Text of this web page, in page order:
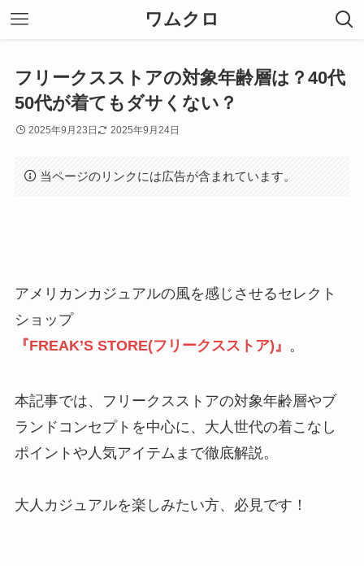
ワムクロ
フリークスストアの対象年齢層は？40代
50代が着てもダサくない？
2025年9月23日 2025年9月24日
当ページのリンクには広告が含まれています。
アメリカンカジュアルの風を感じさせるセレクト
ショップ
『FREAK’S STORE(フリークスストア)』 。
本記事では、フリークスストアの対象年齢層やブ
ランドコンセプトを中心に、大人世代の着こなし
ポイントや人気アイテムまで徹底解説。
大人カジュアルを楽しみたい方、必見です！